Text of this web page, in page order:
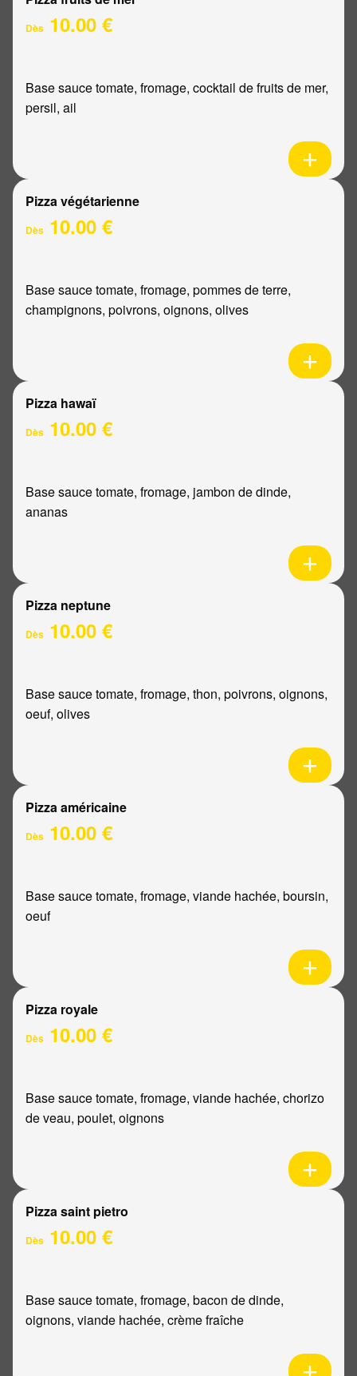
Dès 10.00 €
Base sauce tomate, fromage, cocktail de fruits de mer,
persil, ail
Pizza végétarienne
Dès 10.00 €
Base sauce tomate, fromage, pommes de terre,
champignons, poivrons, oignons, olives
Pizza hawaï
Dès 10.00 €
Base sauce tomate, fromage, jambon de dinde,
ananas
Pizza neptune
Dès 10.00 €
Base sauce tomate, fromage, thon, poivrons, oignons,
oeuf, olives
Pizza américaine
Dès 10.00 €
Base sauce tomate, fromage, viande hachée, boursin,
oeuf
Pizza royale
Dès 10.00 €
Base sauce tomate, fromage, viande hachée, chorizo
de veau, poulet, oignons
Pizza saint pietro
Dès 10.00 €
Base sauce tomate, fromage, bacon de dinde,
oignons, viande hachée, crème fraîche